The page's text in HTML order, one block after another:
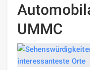
UMMC